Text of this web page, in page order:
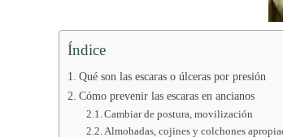
Índice
Qué son las escaras o úlceras por presión
Cómo prevenir las escaras en ancianos
Cambiar de postura, movilización
Almohadas, cojines y colchones